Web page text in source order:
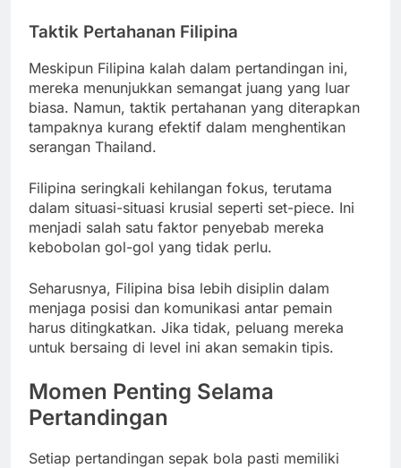
Taktik Pertahanan Filipina
Meskipun Filipina kalah dalam pertandingan ini,
mereka menunjukkan semangat juang yang luar
biasa. Namun, taktik pertahanan yang diterapkan
tampaknya kurang efektif dalam menghentikan
serangan Thailand.
Filipina seringkali kehilangan fokus, terutama
dalam situasi-situasi krusial seperti set-piece. Ini
menjadi salah satu faktor penyebab mereka
kebobolan gol-gol yang tidak perlu.
Seharusnya, Filipina bisa lebih disiplin dalam
menjaga posisi dan komunikasi antar pemain
harus ditingkatkan. Jika tidak, peluang mereka
untuk bersaing di level ini akan semakin tipis.
Momen Penting Selama
Pertandingan
Setiap pertandingan sepak bola pasti memiliki